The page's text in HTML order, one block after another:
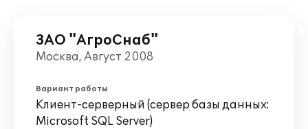
ЗАО "АгроСнаб"
Москва, Август 2008
Вариант работы
Клиент-серверный (сервер базы данных:
Microsoft SQL Server)